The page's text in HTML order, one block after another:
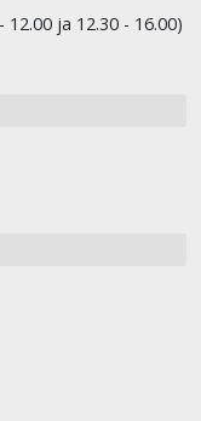
12.00 ja 12.30 - 16.00)